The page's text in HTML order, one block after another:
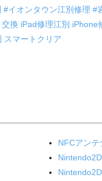
#イオンタウン江別修理#
交換 iPad修理江別 iPhone
スマートクリア
NFCアンテ